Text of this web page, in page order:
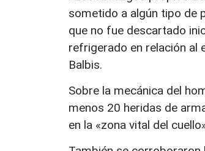
sometido a algún tipo de
que no fue descartado
refrigerado en relación al
Balbis.
Sobre la mecánica del
menos 20 heridas de
en la «zona vital del